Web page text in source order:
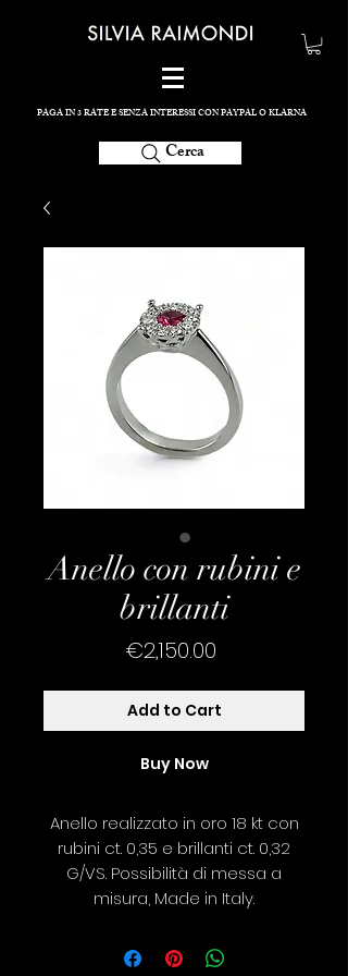
PAGA IN 3 RATE E SENZA INTERESSI CON PAYPAL O KLARNA
Cerca
Anello con rubini e
brillanti
€2,150.00
Add to Cart
Buy Now
Anello realizzato in oro 18 kt con
rubini ct. 0,35 e brillanti ct. 0,32
G/VS. Possibilità di messa a
misura, Made in Italy.